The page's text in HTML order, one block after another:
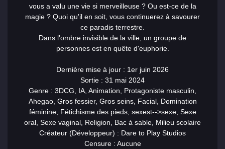
vous a valu une vie si merveilleuse ? Ou est-ce de la
magie ? Quoi qu'il en soit, vous continuerez à savourer
ce paradis terrestre.
Dans l'ombre invisible de la ville, un groupe de
personnes est en quête d'euphorie.
Dernière mise à jour : 1er juin 2026
Sortie : 31 mai 2024
Genre : 3DCG, IA, Animation, Protagoniste masculin,
Ahegao, Gros fessier, Gros seins, Facial, Domination
féminine, Fétichisme des pieds, sexest-->sexe, Sexe
oral, Sexe vaginal, Religion, Bac à sable, Milieu scolaire
Créateur (Développeur) : Dare to Play Studios
Censure : Aucune